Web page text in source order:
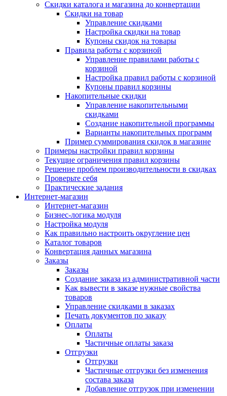
Скидки каталога и магазина до конвертации
Скидки на товар
Управление скидками
Настройка скидки на товар
Купоны скидок на товары
Правила работы с корзиной
Управление правилами работы с
корзиной
Настройка правил работы с корзиной
Купоны правил корзины
Накопительные скидки
Управление накопительными
скидками
Создание накопительной программы
Варианты накопительных программ
Пример суммирования скидок в магазине
Примеры настройки правил корзины
Текущие ограничения правил корзины
Решение проблем производительности в скидках
Проверьте себя
Практические задания
Интернет-магазин
Интернет-магазин
Бизнес-логика модуля
Настройка модуля
Как правильно настроить округление цен
Каталог товаров
Конвертация данных магазина
Заказы
Заказы
Создание заказа из административной части
Как вывести в заказе нужные свойства
товаров
Управление скидками в заказах
Печать документов по заказу
Оплаты
Оплаты
Частичные оплаты заказа
Отгрузки
Отгрузки
Частичные отгрузки без изменения
состава заказа
Добавление отгрузок при изменении